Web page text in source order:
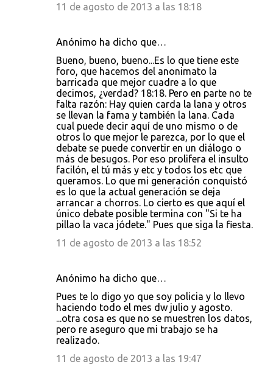
11 de agosto de 2013 a las 18:18
Anónimo ha dicho que…
Bueno, bueno, bueno...Es lo que tiene este
foro, que hacemos del anonimato la
barricada que mejor cuadre a lo que
decimos, ¿verdad? 18:18. Pero en parte no te
falta razón: Hay quien carda la lana y otros
se llevan la fama y también la lana. Cada
cual puede decir aquí de uno mismo o de
otros lo que mejor le parezca, por lo que el
debate se puede convertir en un diálogo o
más de besugos. Por eso prolifera el insulto
facilón, el tú más y etc y todos los etc que
queramos. Lo que mi generación conquistó
es lo que la actual generación se deja
arrancar a chorros. Lo cierto es que aquí el
único debate posible termina con "Si te ha
pillao la vaca jódete." Pues que siga la fiesta.
11 de agosto de 2013 a las 18:52
Anónimo ha dicho que…
Pues te lo digo yo que soy policia y lo llevo
haciendo todo el mes dw julio y agosto.
...otra cosa es que no se muestren los datos,
pero re aseguro que mi trabajo se ha
realizado.
11 de agosto de 2013 a las 19:47